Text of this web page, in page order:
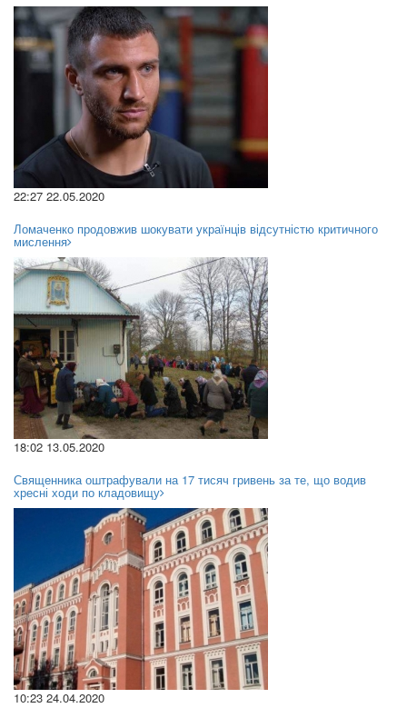
22:27 22.05.2020
Ломаченко продовжив шокувати українців відсутністю критичного
мислення
18:02 13.05.2020
Священника оштрафували на 17 тисяч гривень за те, що водив
хресні ходи по кладовищу
10:23 24.04.2020